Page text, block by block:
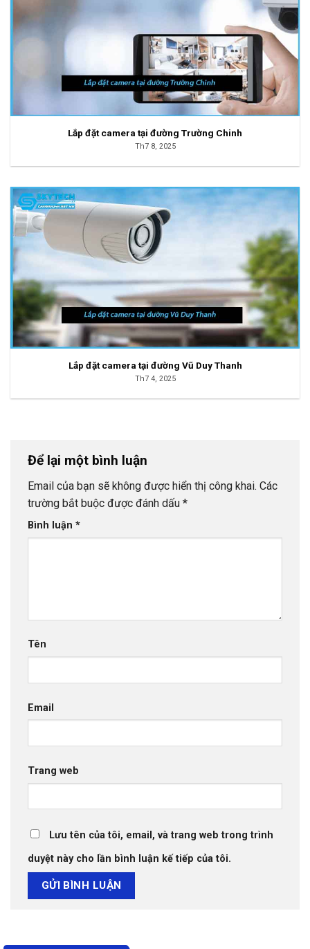
Lắp đặt camera tại đường Trường Chinh
Th7 8, 2025
Lắp đặt camera tại đường Vũ Duy Thanh
Th7 4, 2025
Để lại một bình luận
Email của bạn sẽ không được hiển thị công khai. Các
trường bắt buộc được đánh dấu *
Bình luận *
Tên
Email
Trang web
Lưu tên của tôi, email, và trang web trong trình
duyệt này cho lần bình luận kế tiếp của tôi.